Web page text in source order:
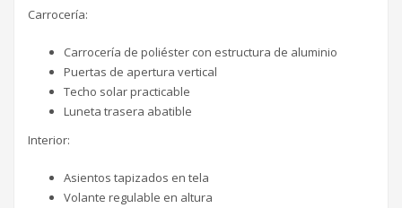
Carrocería:
Carrocería de poliéster con estructura de aluminio
Puertas de apertura vertical
Techo solar practicable
Luneta trasera abatible
Interior:
Asientos tapizados en tela
Volante regulable en altura